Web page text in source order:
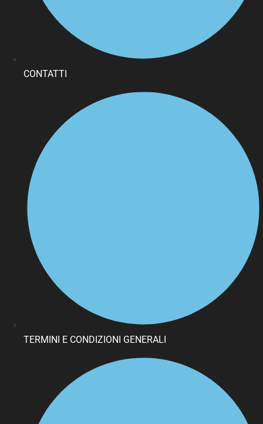
CONTATTI
TERMINI E CONDIZIONI GENERALI